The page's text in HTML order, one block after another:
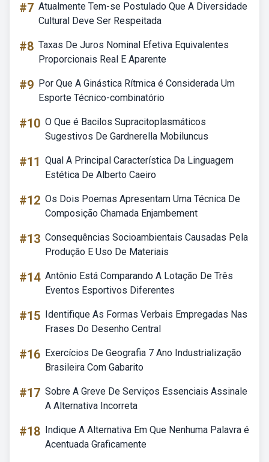
#7 Atualmente Tem-se Postulado Que A Diversidade
Cultural Deve Ser Respeitada
#8 Taxas De Juros Nominal Efetiva Equivalentes
Proporcionais Real E Aparente
#9 Por Que A Ginástica Rítmica é Considerada Um
Esporte Técnico-combinatório
#10 O Que é Bacilos Supracitoplasmáticos
Sugestivos De Gardnerella Mobiluncus
#11 Qual A Principal Característica Da Linguagem
Estética De Alberto Caeiro
#12 Os Dois Poemas Apresentam Uma Técnica De
Composição Chamada Enjambement
#13 Consequências Socioambientais Causadas Pela
Produção E Uso De Materiais
#14 Antônio Está Comparando A Lotação De Três
Eventos Esportivos Diferentes
#15 Identifique As Formas Verbais Empregadas Nas
Frases Do Desenho Central
#16 Exercícios De Geografia 7 Ano Industrialização
Brasileira Com Gabarito
#17 Sobre A Greve De Serviços Essenciais Assinale
A Alternativa Incorreta
#18 Indique A Alternativa Em Que Nenhuma Palavra é
Acentuada Graficamente